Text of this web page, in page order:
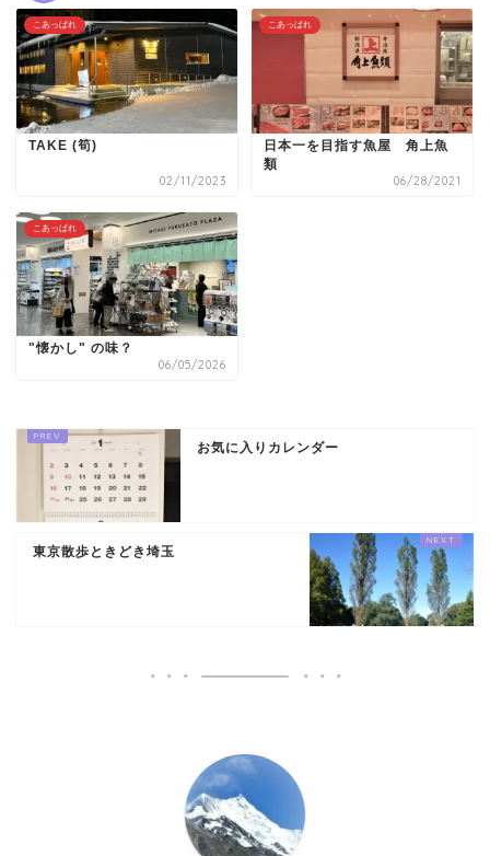
こあっぱれ
TAKE (筍)
02/11/2023
こあっぱれ
日本一を目指す魚屋 角上魚
類
06/28/2021
こあっぱれ
"懐かし" の味？
06/05/2026
お気に入りカレンダー
東京散歩ときどき埼玉